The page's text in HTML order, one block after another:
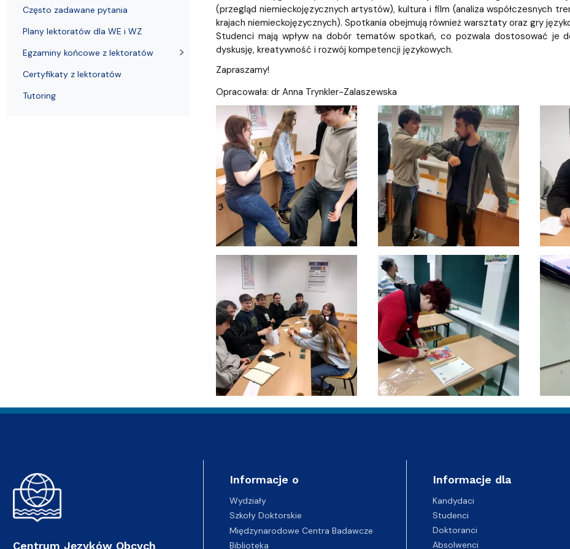
(przegląd niemieckojęzycznych artystów), kultura i film (analiza współczesnych
krajach niemieckojęzycznych). Spotkania obejmują również warsztaty oraz gry
Studenci mają wpływ na dobór tematów spotkań, co pozwala dostosować je
dyskusję, kreatywność i rozwój kompetencji językowych.
Zapraszamy!
Opracowała: dr Anna Trynkler-Zalaszewska
Często zadawane pytania
Plany lektoratów dla WE i WZ
Egzaminy końcowe z lektoratów
Certyfikaty z lektoratów
Tutoring
Centrum Języków Obcych
Informacje o
Wydziały
Szkoły Doktorskie
Międzynarodowe Centra Badawcze
Biblioteka
Informacje dla
Kandydaci
Studenci
Doktoranci
Absolwenci